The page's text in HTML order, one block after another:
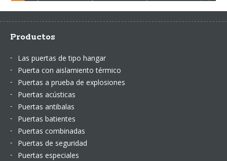
Productos
Las puertas de tipo hangar
Puerta con aislamiento térmico
Puertas a prueba de explosiones
Puertas acústicas
Puertas antibalas
Puertas batientes
Puertas combinadas
Puertas de seguridad
Puertas especiales